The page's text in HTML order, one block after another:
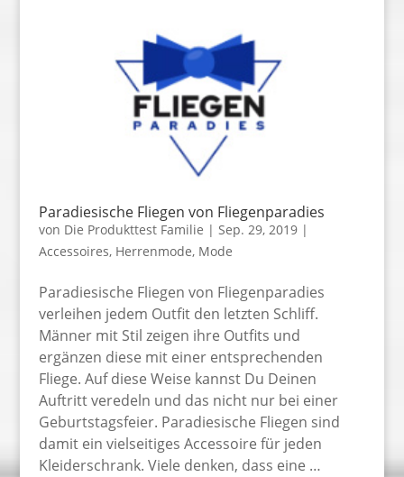
Paradiesische Fliegen von Fliegenparadies
von Die Produkttest Familie | Sep. 29, 2019|
Accessoires, Herrenmode, Mode
Paradiesische Fliegen von Fliegenparadies
verleihen jedem Outfit den letzten Schliff.
Männer mit Stil zeigen ihre Outfits und
ergänzen diese mit einer entsprechenden
Fliege. Auf diese Weise kannst Du Deinen
Auftritt veredeln und das nicht nur bei einer
Geburtstagsfeier. Paradiesische Fliegen sind
damit ein vielseitiges Accessoire für jeden
Kleiderschrank. Viele denken, dass eine …